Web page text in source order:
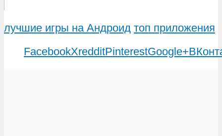
лучшие игры на Андроид топ приложения
FacebookXredditPinterestGoogle+